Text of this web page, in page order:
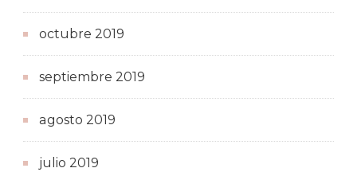
octubre 2019
septiembre 2019
agosto 2019
julio 2019